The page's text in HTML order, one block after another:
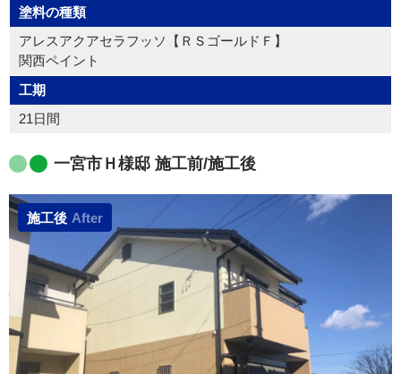
塗料の種類
アレスアクアセラフッソ【ＲＳゴールドＦ】
関西ペイント
工期
21日間
一宮市Ｈ様邸 施工前/施工後
施工後 After